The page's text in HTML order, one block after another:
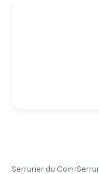
Serrurier du Coin/